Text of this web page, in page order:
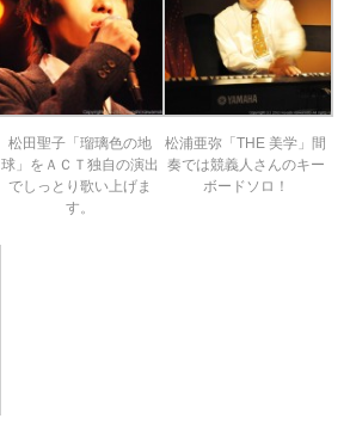
松田聖子「瑠璃色の地
球」をＡＣＴ独自の演出
でしっとり歌い上げま
す。
松浦亜弥「THE 美学」間
奏では競義人さんのキー
ボードソロ！